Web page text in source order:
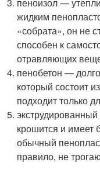
жидким
«собрата», он не
способен к
отравляющих
пенобетон —
который состоит
подходит только
крошится и имеет
обычный
правило, не